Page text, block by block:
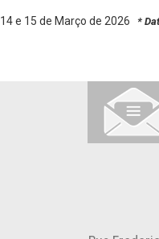
14 e 15 de Março de 2026 *